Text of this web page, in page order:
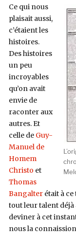
Ce qui nous
plaisait aussi,
c’étaient les
histoires.
Des histoires
un peu
incroyables
qu’on avait
envie de
raconter aux
autres. Et
celle de Guy-
Manuel de
Homem
Christo et
Thomas
Bangalterétait à ce
tout leur talent déjà
deviner à cet
nous la